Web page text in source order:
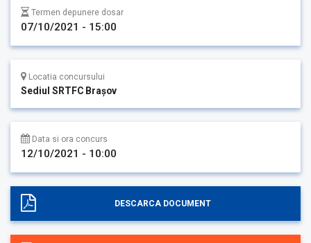
Termen depunere dosar
07/10/2021 - 15:00
Locatia concursului
Sediul SRTFC Brașov
Data si ora concurs
12/10/2021 - 10:00
DESCARCA DOCUMENT